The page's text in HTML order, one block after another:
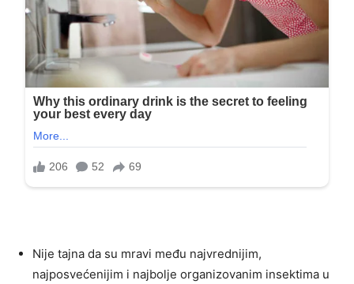
Nije tajna da su mravi među najvrednijim,
najposvećenijim i najbolje organizovanim insektima u